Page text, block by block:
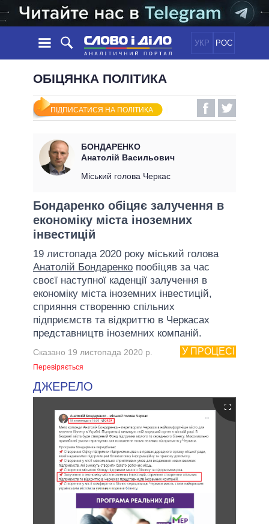
УКР РОС
НОВИНИ
СТРІЧКА
ПОДІЇ
СТАТТІ
ДУМКИ
ОГЛЯДИ
ПОЛІТИКА
ЕКОНОМІКА
СВІТ
ОБIЦЯНКИ
УСІ ПОЛІТИКИ
ПРЕЗИДЕНТ І ОФІС
КАБІНЕТ МІНІСТРІВ
ГОЛОВИ ОБЛАДМІНІСТРАЦІЙ
МЕРИ МІСТ
ВСІ ПЕРСОНИ
ІНФОГРАФІКА
ВІДЕО
ПІДТРИМАТИ
ПОРІВНЯННЯ ПОЛІТИКІВ
ОБІЦЯНКА ПОЛІТИКА
ПІДПИСАТИСЯ НА ПОЛІТИКА
БОНДАРЕНКО
Анатолій Васильович
Міський голова Черкас
Бондаренко обіцяє залучення в
економіку міста іноземних
інвестицій
19 листопада 2020 року міський голова
Анатолій Бондаренко пообіцяв за час
своєї наступної каденції залучення в
економіку міста іноземних інвестицій,
сприяння створенню спільних
підприємств та відкриттю в Черкасах
представництв іноземних компаній.
У ПРОЦЕСІ
Сказано 19 листопада 2020 р.
Перевіряється
ДЖЕРЕЛО